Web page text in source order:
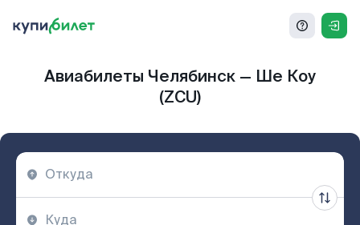
Авиабилеты Челябинск — Ше Коу
(ZCU)